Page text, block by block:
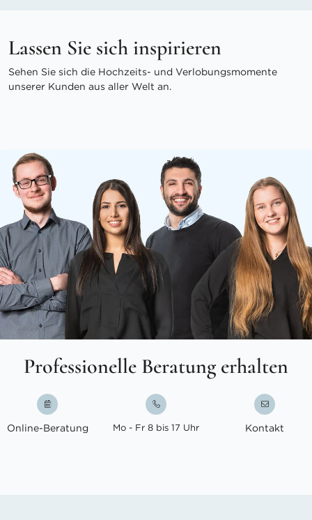
Lassen Sie sich inspirieren
Sehen Sie sich die Hochzeits- und Verlobungsmomente
unserer Kunden aus aller Welt an.
Professionelle Beratung erhalten
Online-Beratung Mo - Fr 8 bis 17 Uhr Kontakt